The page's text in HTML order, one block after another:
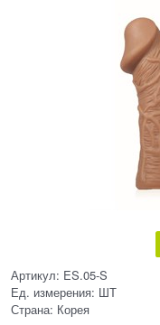
Артикул: ES.05-S
Ед. измерения: ШТ
Страна: Корея